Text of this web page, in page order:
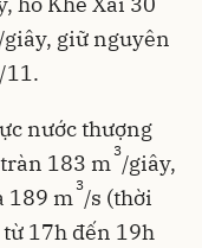
/giây, giữ nguyên
11.
nước thượng
183 m3/giây,
189 m3/s (thời
từ 17h đến 19h